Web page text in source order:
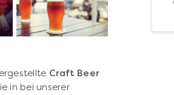
Craft Beer
in bei unserer